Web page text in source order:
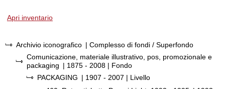
Apri inventario
Archivio iconografico | Complesso di fondi / Superfondo
Comunicazione, materiale illustrativo, pos, promozionale e
packaging | 1875 - 2008 | Fondo
PACKAGING | 1907 - 2007 | Livello